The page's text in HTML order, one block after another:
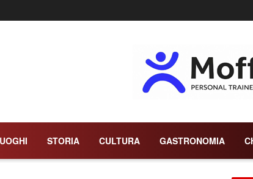
STORIA CULTURA GASTRONOMIA